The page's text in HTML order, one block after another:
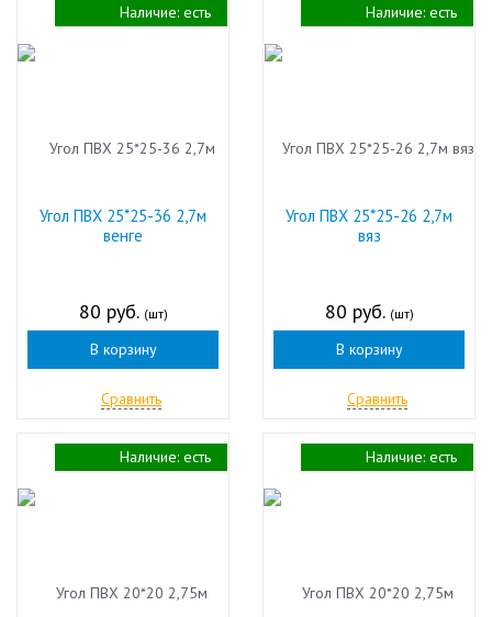
Угол ПВХ 25*25-36 2,7м
венге
80 руб. (шт)
В корзину
Сравнить
Наличие: есть
Угол ПВХ 25*25-26 2,7м
вяз
80 руб. (шт)
В корзину
Сравнить
Наличие: есть
Наличие: есть Наличие: есть